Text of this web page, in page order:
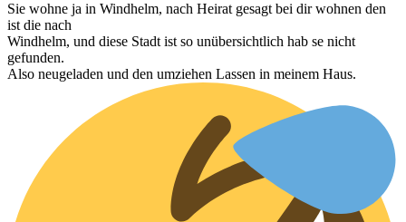
Sie wohne ja in Windhelm, nach Heirat gesagt bei dir wohnen den
ist die nach
Windhelm, und diese Stadt ist so unübersichtlich hab se nicht
gefunden.
Also neugeladen und den umziehen Lassen in meinem Haus.